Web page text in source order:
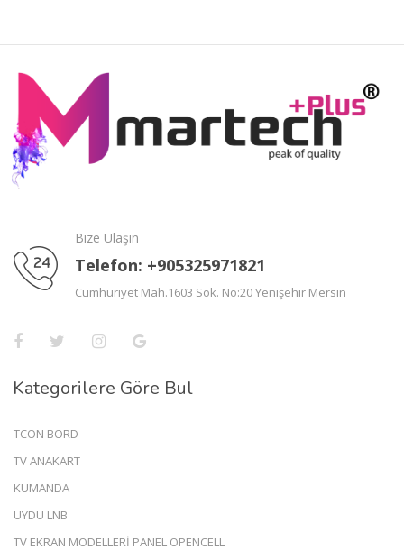
Bize Ulaşın
Telefon: +905325971821
Cumhuriyet Mah.1603 Sok. No:20 Yenişehir Mersin
Kategorilere Göre Bul
TCON BORD
TV ANAKART
KUMANDA
UYDU LNB
TV EKRAN MODELLERİ PANEL OPENCELL